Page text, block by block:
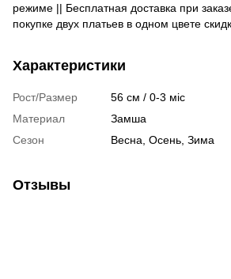
режиме || Бесплатная доставка при
покупке двух платьев в одном цвете
Характеристики
Рост/Размер
56 см / 0-3 міс
Материал
Замша
Сезон
Весна, Осень, Зима
Отзывы